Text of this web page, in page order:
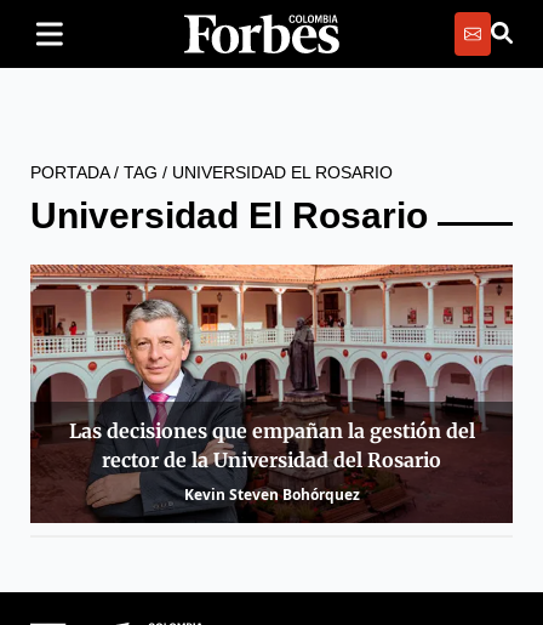
PORTADA/ TAG / UNIVERSIDAD EL ROSARIO
Universidad El Rosario
Las decisiones que empañan la gestión del
rector de la Universidad del Rosario
Kevin Steven Bohórquez